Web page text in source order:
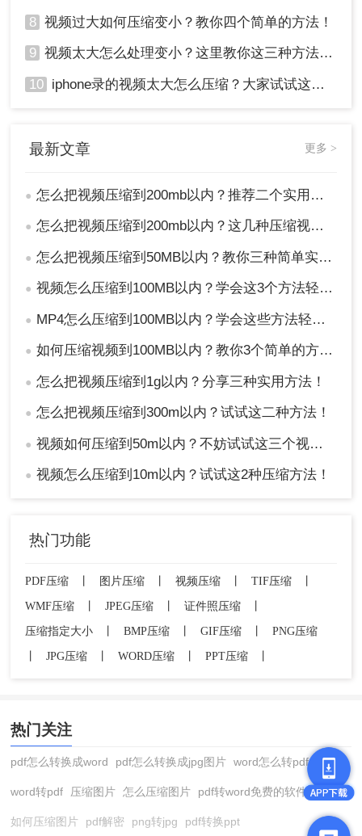
8 视频过大如何压缩变小？教你四个简单的方法！
9 视频太大怎么处理变小？这里教你这三种方法!！
10 iphone录的视频太大怎么压缩？大家试试这四种方法！
最新文章 更多 >
● 怎么把视频压缩到200mb以内？推荐二个实用压缩方法！
● 怎么把视频压缩到200mb以内？这几种压缩视频方法了解一下！
● 怎么把视频压缩到50MB以内？教你三种简单实用好方法！
● 视频怎么压缩到100MB以内？学会这3个方法轻松压缩！
● MP4怎么压缩到100MB以内？学会这些方法轻松压缩！
● 如何压缩视频到100MB以内？教你3个简单的方法！
● 怎么把视频压缩到1g以内？分享三种实用方法！
● 怎么把视频压缩到300m以内？试试这二种方法！
● 视频如何压缩到50m以内？不妨试试这三个视频压缩方法！
● 视频怎么压缩到10m以内？试试这2种压缩方法！
热门功能
PDF压缩 图片压缩 视频压缩 TIF压缩
WMF压缩
JPEG压缩 证件照压缩
压缩指定大小
BMP压缩 GIF压缩
PNG压缩
JPG压缩 WORD压缩 PPT压缩
热门关注
pdf怎么转换成word pdf怎么转换成jpg图片 word怎么转pdf
word转pdf 压缩图片 怎么压缩图片 pdf转word免费的软件
如何压缩图片 pdf解密 png转jpg pdf转换ppt